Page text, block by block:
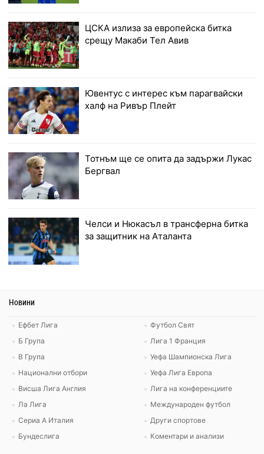
ЦСКА излиза за европейска битка
срещу Макаби Тел Авив
Ювентус с интерес към парагвайски
халф на Ривър Плейт
Тотнъм ще се опита да задържи Лукас
Бергвал
Челси и Нюкасъл в трансферна битка
за защитник на Аталанта
Новини
Ефбет Лига
Б Група
В Група
Национални отбори
Висша Лига Англия
Ла Лига
Сериа А Италия
Бундеслига
Футбол Свят
Лига 1 Франция
Уефа Шампионска Лига
Уефа Лига Европа
Лига на конференциите
Международен футбол
Други спортове
Коментари и анализи